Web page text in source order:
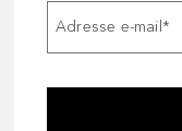
Adresse e-mail*